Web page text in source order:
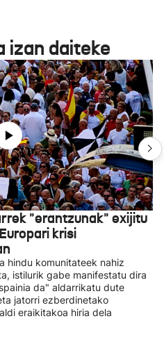
izan daiteke
"erantzunak" exijitu
krisi
hindu komunitateek nahiz
istilurik gabe manifestatu dira
da" aldarrikatu dute
jatorri ezberdinetako
eraikitakoa hiria dela